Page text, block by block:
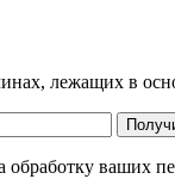
лежащих в
обработку ваших